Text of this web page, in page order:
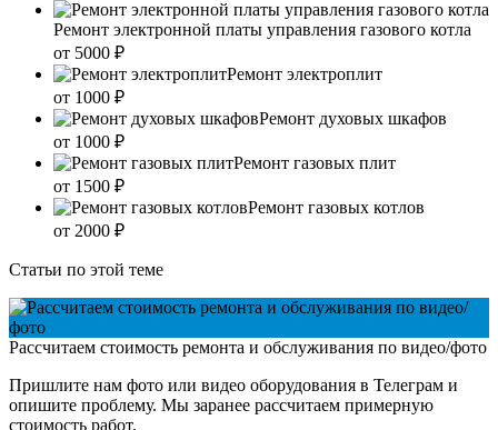
Ремонт электронной платы управления газового котла
от 5000 ₽
Ремонт электроплит
от 1000 ₽
Ремонт духовых шкафов
от 1000 ₽
Ремонт газовых плит
от 1500 ₽
Ремонт газовых котлов
от 2000 ₽
Статьи по этой теме
Рассчитаем стоимость ремонта и обслуживания по видео/фото
Пришлите нам фото или видео оборудования в Телеграм и
опишите проблему. Мы заранее рассчитаем примерную
стоимость работ.